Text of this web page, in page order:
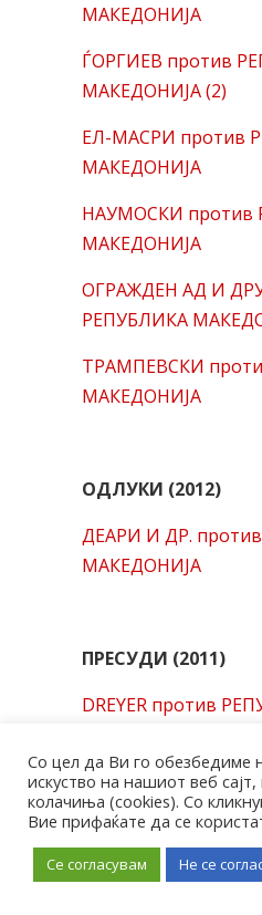
МАКЕДОНИЈА
ЃОРГИЕВ против
МАКЕДОНИЈА (2)
ЕЛ-МАСРИ против
МАКЕДОНИЈА
НАУМОСКИ против
МАКЕДОНИЈА
ОГРАЖДЕН АД И
РЕПУБЛИКА
ТРАМПЕВСКИ
МАКЕДОНИЈА
ОДЛУКИ (2012)
ДЕАРИ И ДР.
МАКЕДОНИЈА
ПРЕСУДИ (2011)
DREYER против
АТАНАСОВ против
МАКЕДОНИЈА(бр.2)
АТАНАСОВ против
МАКЕДОНИЈА
Со цел да Ви го обезбедиме
искуство на нашиот веб
колачиња (cookies). Со
Вие прифаќате да се
Се согласувам Не се